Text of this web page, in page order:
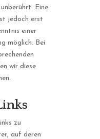
Eine
jedoch erst
einer
möglich. Bei
wir diese
zu
auf deren